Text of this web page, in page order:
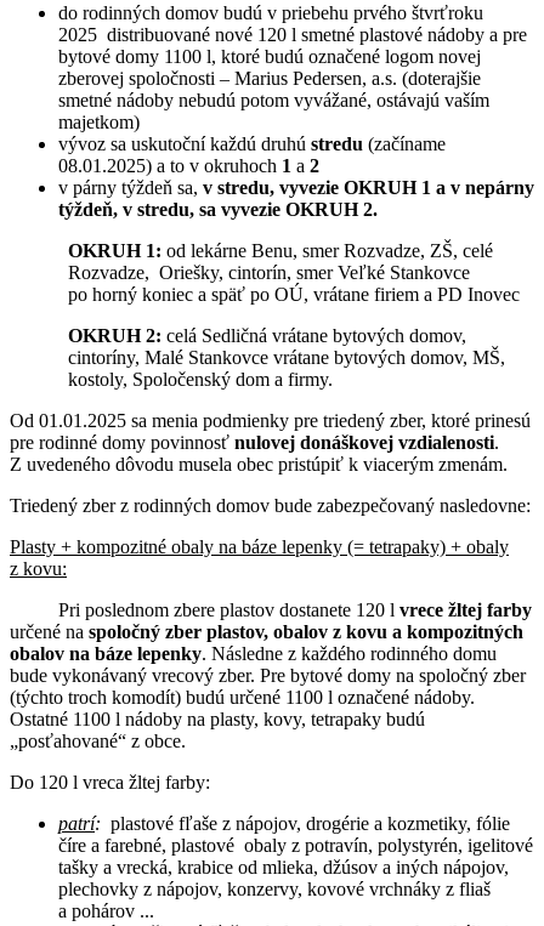
do rodinných domov budú v priebehu prvého štvrťroku
2025 distribuované nové 120 l smetné plastové nádoby a pre
bytové domy 1100 l, ktoré budú označené logom novej
zberovej spoločnosti – Marius Pedersen, a.s. (doterajšie
smetné nádoby nebudú potom vyvážané, ostávajú vaším
majetkom)
vývoz sa uskutoční každú druhú stredu (začíname
08.01.2025) a to v okruhoch 1 a 2
v párny týždeň sa, v stredu, vyvezie OKRUH 1 a v nepárny
týždeň, v stredu, sa vyvezie OKRUH 2.
OKRUH 1: od lekárne Benu, smer Rozvadze, ZŠ, celé
Rozvadze, Oriešky, cintorín, smer Veľké Stankovce
po horný koniec a späť po OÚ, vrátane firiem a PD Inovec
OKRUH 2: celá Sedličná vrátane bytových domov,
cintoríny, Malé Stankovce vrátane bytových domov, MŠ,
kostoly, Spoločenský dom a firmy.
Od 01.01.2025 sa menia podmienky pre triedený zber, ktoré prinesú
pre rodinné domy povinnosť nulovej donáškovej vzdialenosti.
Z uvedeného dôvodu musela obec pristúpiť k viacerým zmenám.
Triedený zber z rodinných domov bude zabezpečovaný nasledovne:
Plasty + kompozitné obaly na báze lepenky (= tetrapaky) + obaly
z kovu:
Pri poslednom zbere plastov dostanete 120 l vrece žltej farby
určené na spoločný zber plastov, obalov z kovu a kompozitných
obalov na báze lepenky. Následne z každého rodinného domu
bude vykonávaný vrecový zber. Pre bytové domy na spoločný zber
(týchto troch komodít) budú určené 1100 l označené nádoby.
Ostatné 1100 l nádoby na plasty, kovy, tetrapaky budú
„posťahované“ z obce.
Do 120 l vreca žltej farby:
patrí: plastové fľaše z nápojov, drogérie a kozmetiky, fólie
číre a farebné, plastové obaly z potravín, polystyrén, igelitové
tašky a vrecká, krabice od mlieka, džúsov a iných nápojov,
plechovky z nápojov, konzervy, kovové vrchnáky z fliaš
a pohárov ...